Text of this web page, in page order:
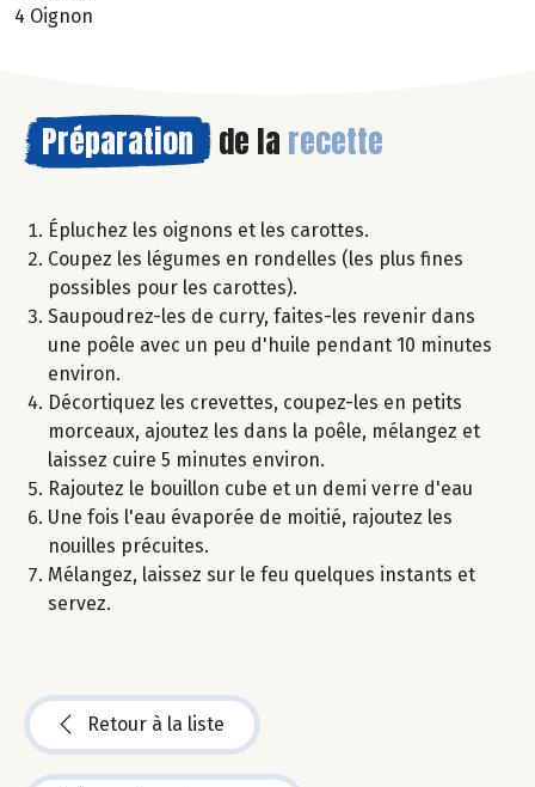
4 Oignon
Préparation de la recette
Épluchez les oignons et les carottes.
Coupez les légumes en rondelles (les plus fines
possibles pour les carottes).
Saupoudrez-les de curry, faites-les revenir dans
une poêle avec un peu d'huile pendant 10 minutes
environ.
Décortiquez les crevettes, coupez-les en petits
morceaux, ajoutez les dans la poêle, mélangez et
laissez cuire 5 minutes environ.
Rajoutez le bouillon cube et un demi verre d'eau
Une fois l'eau évaporée de moitié, rajoutez les
nouilles précuites.
Mélangez, laissez sur le feu quelques instants et
servez.
Retour à la liste